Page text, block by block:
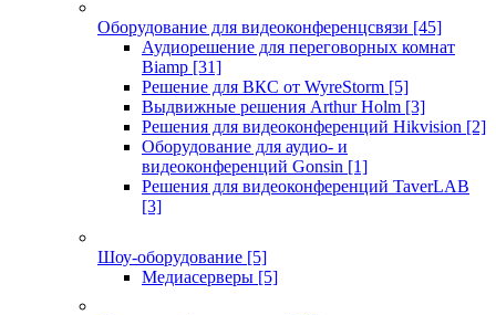
Оборудование для видеоконференцсвязи [45]
Аудиорешение для переговорных комнат
Biamp [31]
Решение для ВКС от WyreStorm [5]
Выдвижные решения Arthur Holm [3]
Решения для видеоконференций Hikvision [2]
Оборудование для аудио- и
видеоконференций Gonsin [1]
Решения для видеоконференций TaverLAB
[3]
Шоу-оборудование [5]
Медиасерверы [5]